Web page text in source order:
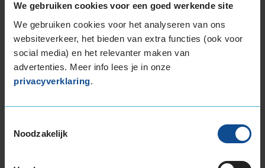
We gebruiken cookies voor een goed werkende site
We gebruiken cookies voor het analyseren van ons
websiteverkeer, het bieden van extra functies (ook voor
social media) en het relevanter maken van
advertenties. Meer info lees je in onze
privacyverklaring.
Noodzakelijk
In de categorie grip op nat wegdek is deze band
gewaardeerd met een C-label, wat betekent dat
deze band goede grip heeft bij natte
weersomstandigheden.
De band heeft een extern rolgeluid van 73 dB
Wil je nog meer informatie over het